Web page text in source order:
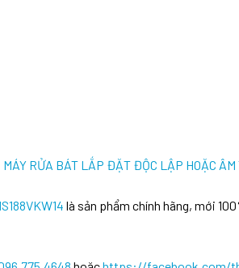
MÁY RỬA BÁT LẮP ĐẶT ĐỘC LẬP HOẶC ÂM
là sản phẩm chính hãng, mới